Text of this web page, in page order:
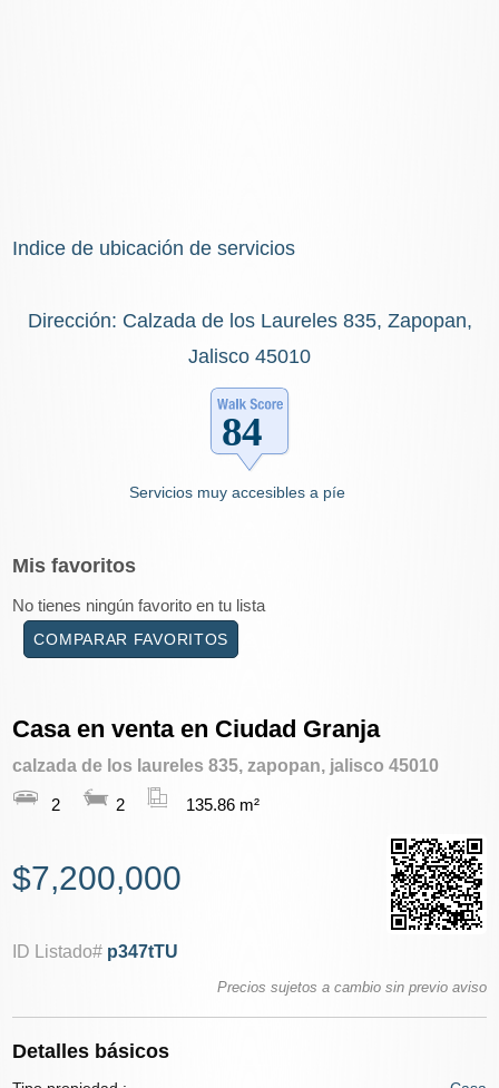
Indice de ubicación de servicios
Dirección: Calzada de los Laureles 835, Zapopan,
Jalisco 45010
Servicios muy accesibles a píe
Mis favoritos
No tienes ningún favorito en tu lista
COMPARAR FAVORITOS
Casa en venta en Ciudad Granja
calzada de los laureles 835, zapopan, jalisco 45010
2 2 135.86 m²
$7,200,000
ID Listado# p347tTU
Precios sujetos a cambio sin previo aviso
Detalles básicos